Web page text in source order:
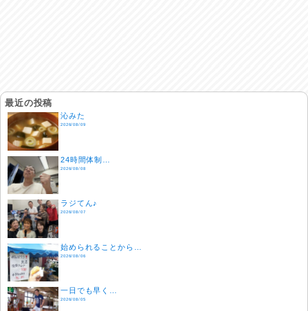
最近の投稿
沁みた
2026/08/09
24時間体制…
2026/08/08
ラジてん♪
2026/08/07
始められることから…
2026/08/06
一日でも早く…
2026/08/05